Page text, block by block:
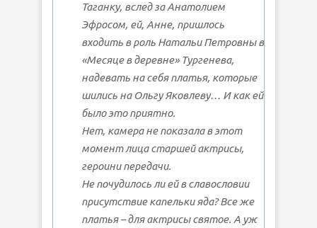
Таганку, вслед за Анатолием
Эфросом, ей, Анне, пришлось
входить в роль Натальи Петровны в
«Месяце в деревне» Тургенева,
надевать на себя платья, которые
шились на Ольгу Яковлеву… И как ей
было это приятно.
Нет, камера не показала в этот
момент лица старшей актрисы,
героини передачи.
Не почудилось ли ей в славословии
присутствие капельки яда? Все же
платья – для актрисы святое. А уж